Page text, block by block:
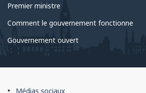
Premier ministre
Comment le gouvernement fonctionne
Gouvernement ouvert
À Médias sociaux